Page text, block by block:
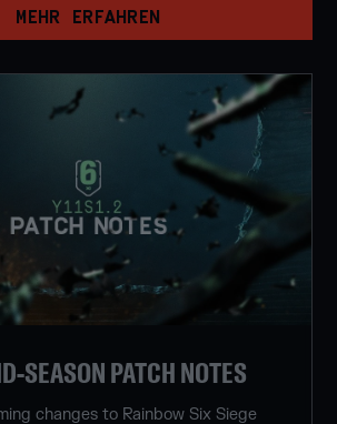
MEHR ERFAHREN
SEASON PATCH NOTES
changes to Rainbow Six Siege